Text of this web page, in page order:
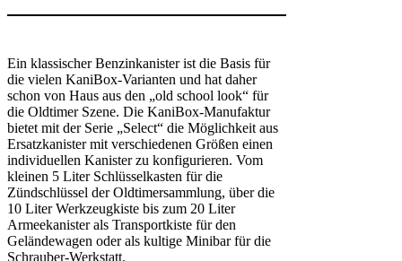
Ein klassischer Benzinkanister ist die Basis für
die vielen KaniBox-Varianten und hat daher
schon von Haus aus den „old school look“ für
die Oldtimer Szene. Die KaniBox-Manufaktur
bietet mit der Serie „Select“ die Möglichkeit aus
Ersatzkanister mit verschiedenen Größen einen
individuellen Kanister zu konfigurieren. Vom
kleinen 5 Liter Schlüsselkasten für die
Zündschlüssel der Oldtimersammlung, über die
10 Liter Werkzeugkiste bis zum 20 Liter
Armeekanister als Transportkiste für den
Geländewagen oder als kultige Minibar für die
Schrauber-Werkstatt.